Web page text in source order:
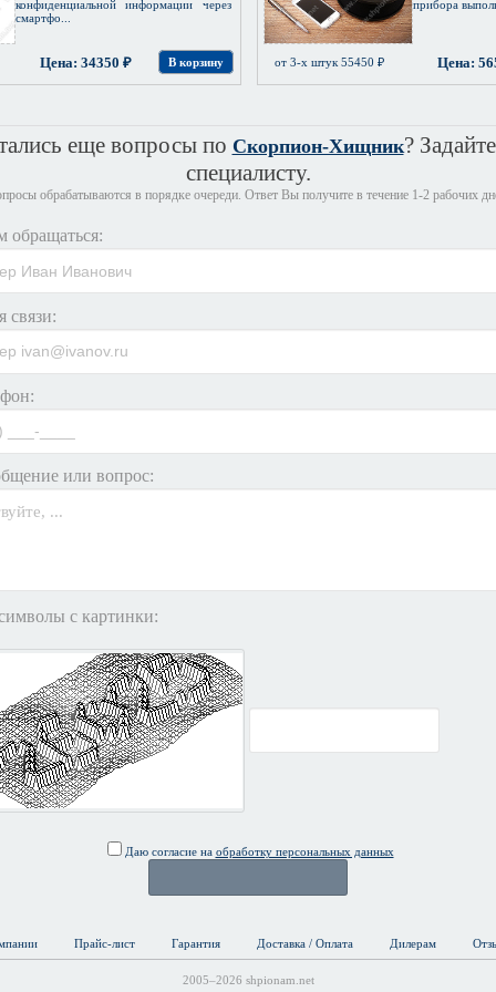
конфиденциальной информации через
смартфо...
Цена: 34350 ₽ В корзину
прибора
от 3-х штук 55450 ₽ Цена:
еще вопросы по Скорпион-Хищник?
специалисту.
обрабатываются в порядке очереди. Ответ Вы получите в течение 1-2 рабочих
обращаться:
связи:
или вопрос:
с картинки:
Даю согласие на обработку персональных данных
Прайс-лист Гарантия Доставка / Оплата Дилерам
2005–2026 shpionam.net